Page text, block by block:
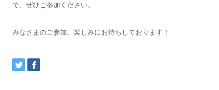
で、ぜひご参加ください。
みなさまのご参加、楽しみにお待ちしております！